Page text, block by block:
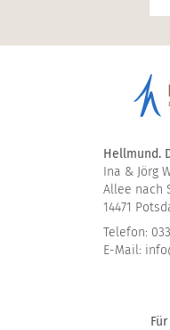
Hellmund.
Ina & Jörg
Allee nach
14471
Telefon:
E-Mail: